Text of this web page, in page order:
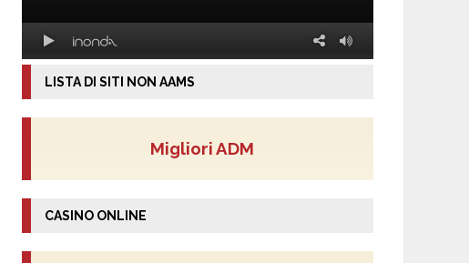
LISTA DI SITI NON AAMS
Migliori ADM
CASINO ONLINE